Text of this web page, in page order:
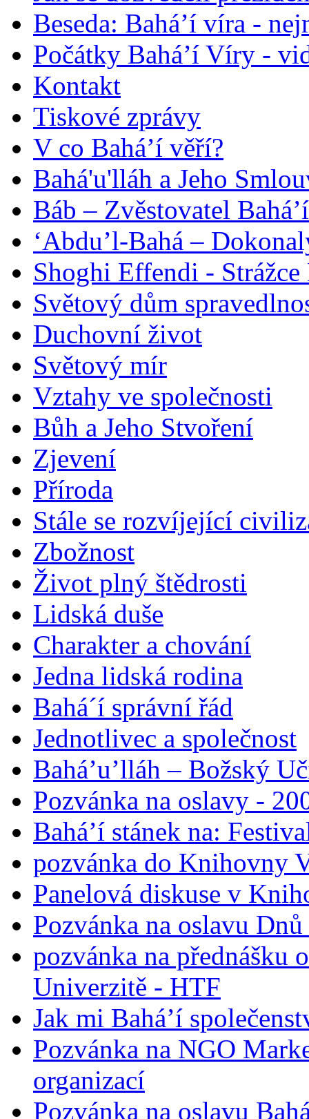
Beseda: Bahá’í víra -
Počátky Bahá’í Víry -
Kontakt
Tiskové zprávy
V co Bahá’í věří?
Bahá'u'lláh a Jeho
Báb – Zvěstovatel
‘Abdu’l-Bahá –
Shoghi Effendi -
Světový dům
Duchovní život
Světový mír
Vztahy ve společnosti
Bůh a Jeho Stvoření
Zjevení
Příroda
Stále se rozvíjející
Zbožnost
Život plný štědrosti
Lidská duše
Charakter a chování
Jedna lidská rodina
Bahá´í správní řád
Jednotlivec a společnost
Bahá’u’lláh – Božský
Pozvánka na oslavy -
Bahá’í stánek na:
pozvánka do Knihovny
Panelová diskuse v
Pozvánka na oslavu
pozvánka na přednášku
Univerzitě - HTF
Jak mi Bahá’í
Pozvánka na NGO
organizací
Pozvánka na oslavu